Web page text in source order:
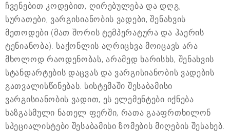
ჩვენებით კოდებით, ღირებულება და დღგ,
სურათები, ვარგისიანობის ვადები, შენახვის
მეთოდები (მათ შორის ტემპერატურა და ჰაერის
ტენიანობა). საქონლის აღრიცხვა მოიცავს არა
მხოლოდ რაოდენობას, არამედ ხარისხს, შენახვის
სტანდარტების დაცვას და ვარგისიანობის ვადების
გათვალისწინებას. სისტემაში შესაბამისი
ვარგისიანობის ვადით, ეს ელემენტები იქნება
ხაზგასმული ნათელ ფერში, რათა გააფრთხილონ
სპეციალისტები შესაბამისი ზომების მიღების შესახებ.